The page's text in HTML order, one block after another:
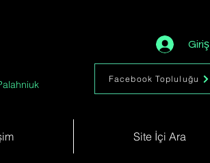
Giriş
Facebook Topluluğu
Site İçi Ara